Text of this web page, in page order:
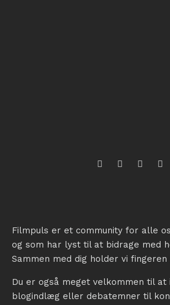
Filmpuls er et community for alle
og som har lyst til at bidrage med
Sammen med dig holder vi
Du er også meget velkommen til at
blogindlæg eller debatemner til